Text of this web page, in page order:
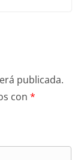
publicada.
con *